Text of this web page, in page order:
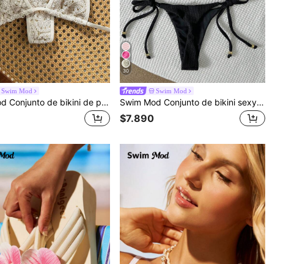
Swim Mod
Swim Mod Conjunto de bikini de punto de unicolor para vacaciones en la playa
30
Swim Mod
Swim Mod Conjunto de bikini sexy con decoración metálica y tela de jacquard para mujer, para el verano
$7.890